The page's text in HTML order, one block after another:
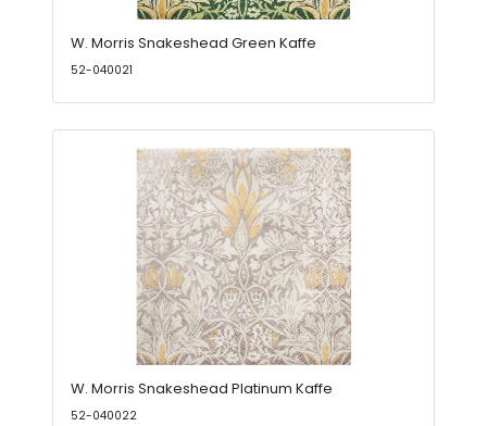
W. Morris Snakeshead Green Kaffe
52-040021
W. Morris Snakeshead Platinum Kaffe
52-040022